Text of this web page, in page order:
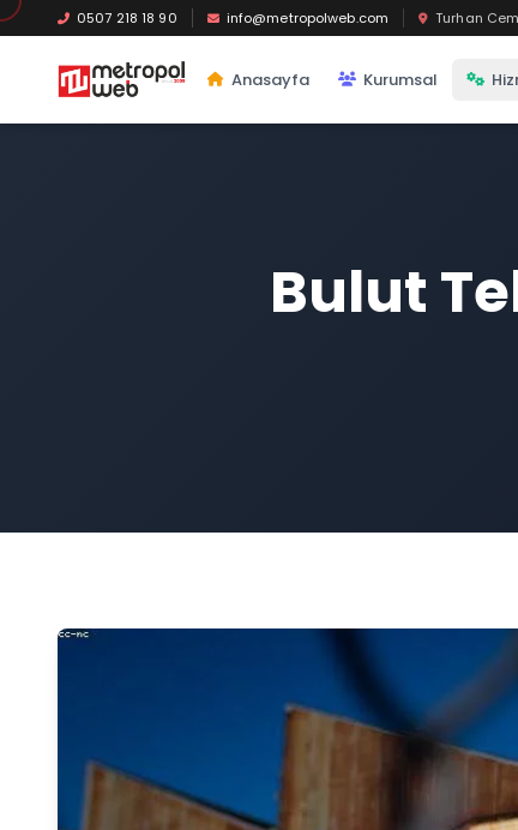
Ana içeriğe geç
0507 218 18 90 info@metropolweb.com Turhan
Anasayfa Kurumsal
Bulut